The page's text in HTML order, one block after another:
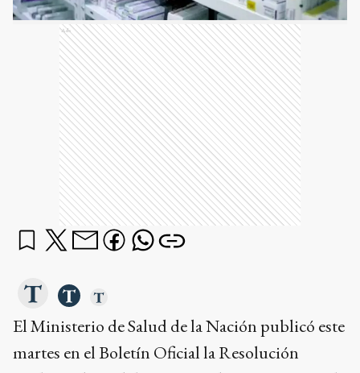
Ads
El Ministerio de Salud de la Nación publicó este
martes en el Boletín Oficial la Resolución